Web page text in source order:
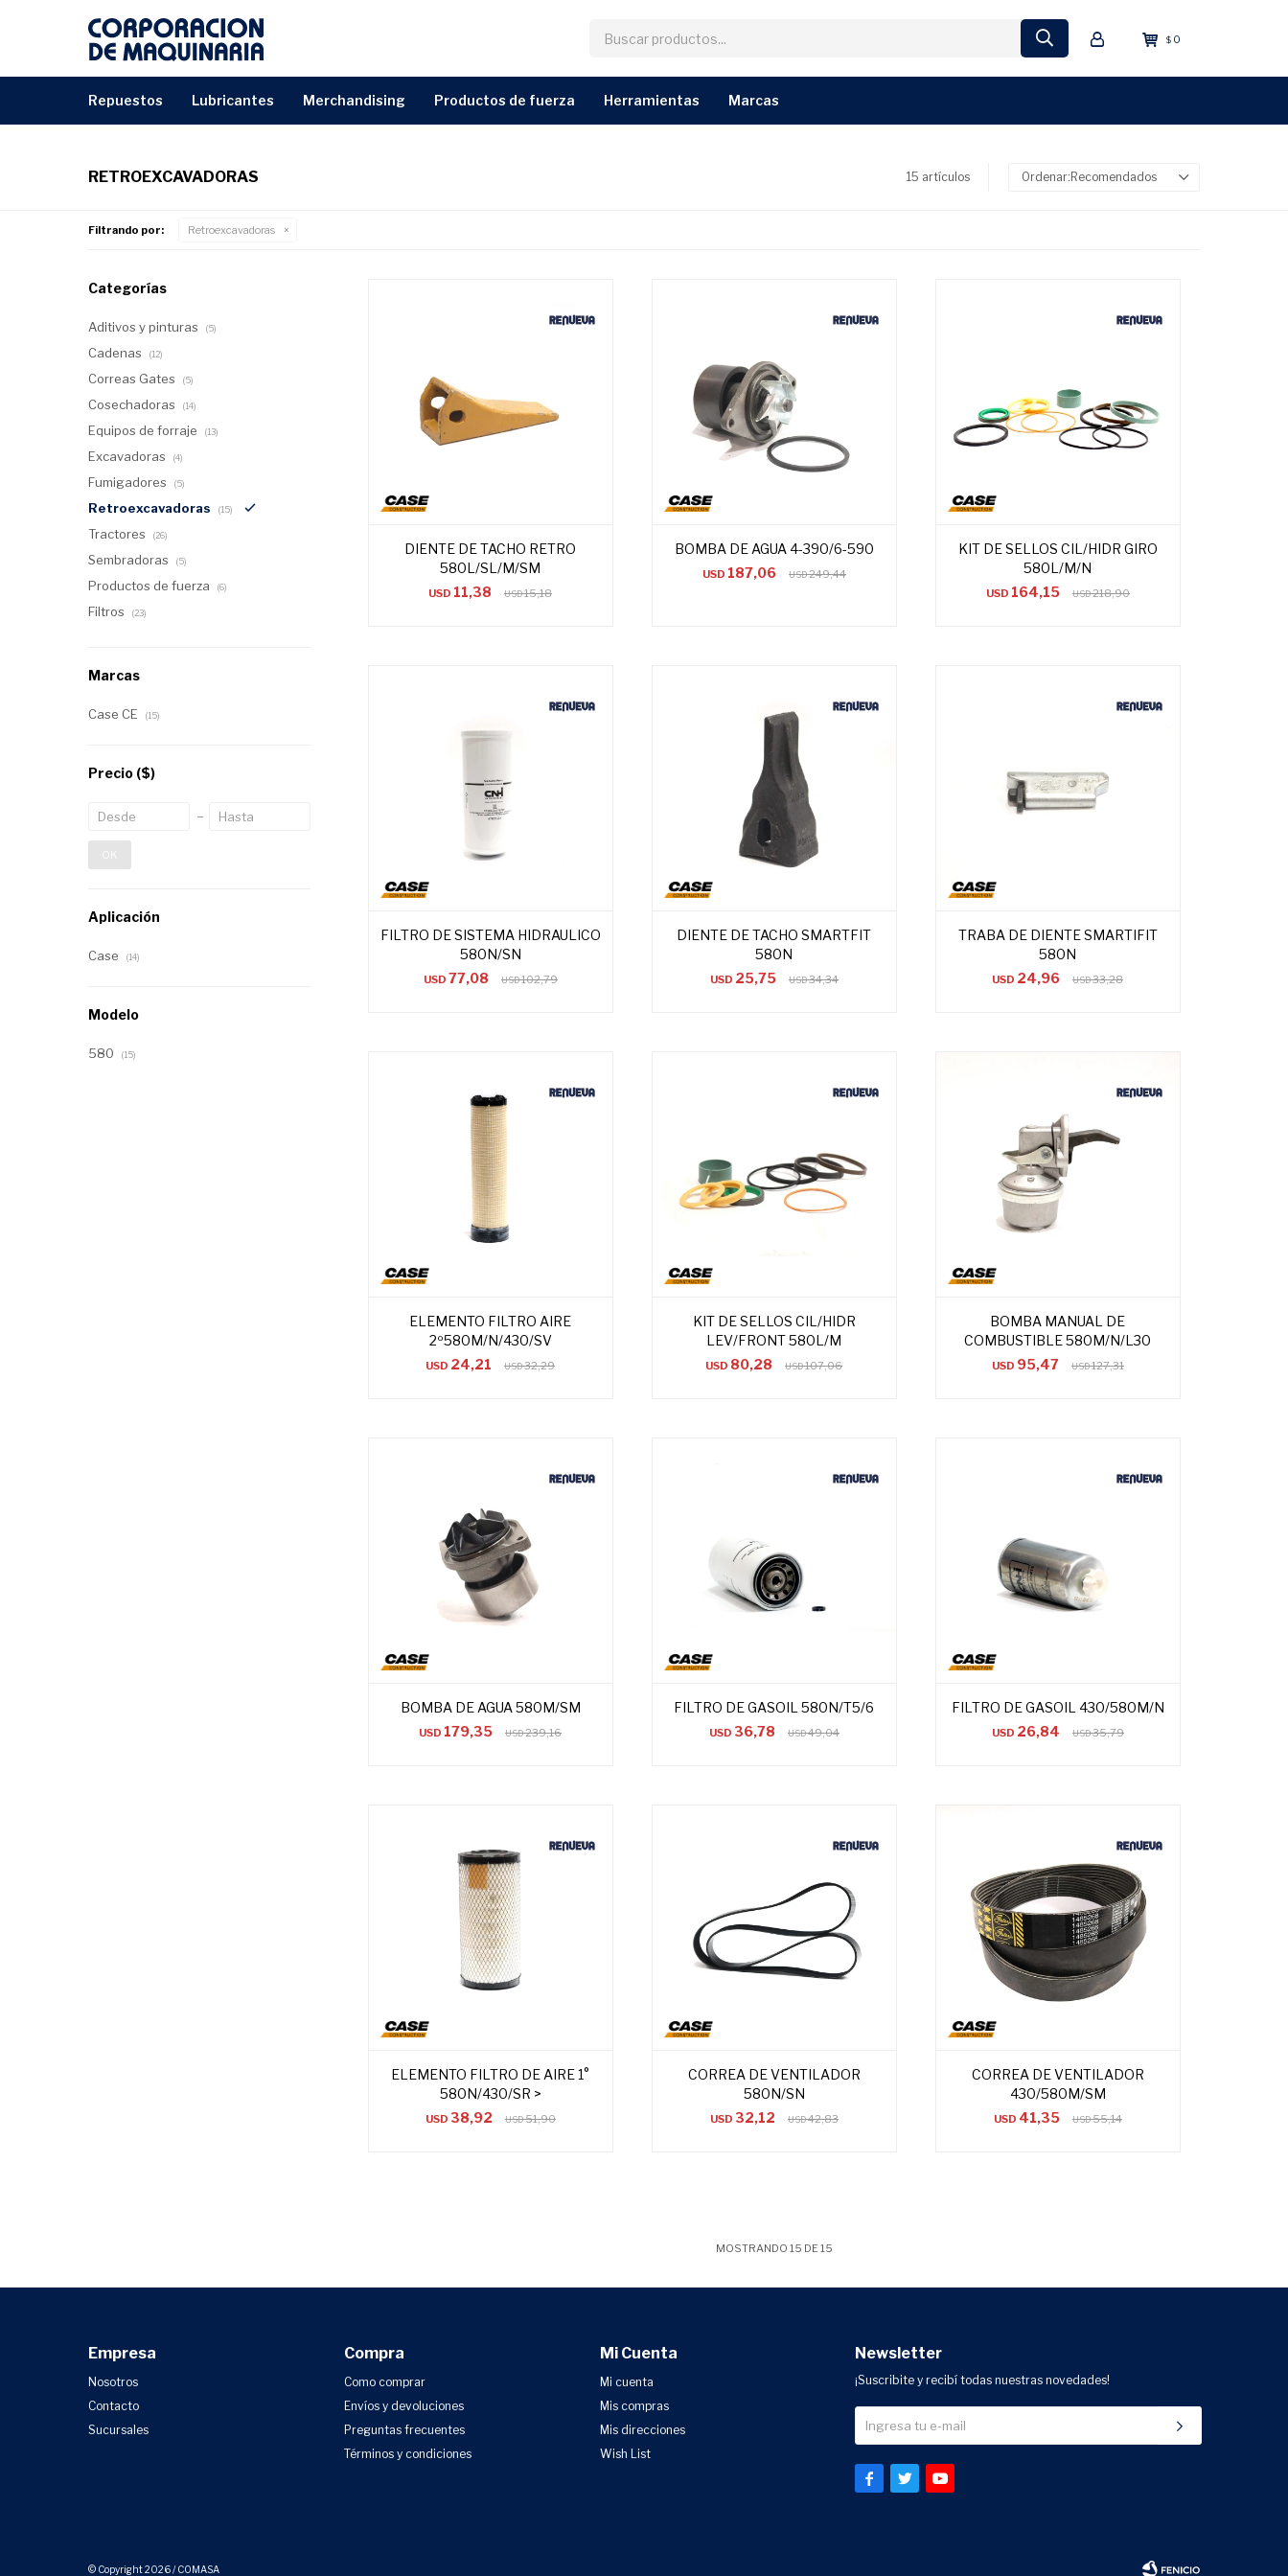
repuestos lubricantes merchandising productos de fuerza herramientas marcas
$ 0
RETROEXCAVADORAS 15 artículos Recomendados
Filtrando por: Retroexcavadoras
DIENTE DE TACHO RETRO
580L/SL/M/SM
USD 11,38 USD15,18
BOMBA DE AGUA 4-390/6-590
USD 187,06 USD249,44
KIT DE SELLOS CIL/HIDR GIRO
580L/M/N
USD 164,15 USD218,90
FILTRO DE SISTEMA HIDRAULICO
580N/SN
USD 77,08 USD102,79
DIENTE DE TACHO SMARTFIT
580N
USD 25,75 USD34,34
TRABA DE DIENTE SMARTIFIT
580N
USD 24,96 USD33,28
ELEMENTO FILTRO AIRE
2º580M/N/430/SV
USD 24,21 USD32,29
KIT DE SELLOS CIL/HIDR
LEV/FRONT 580L/M
USD 80,28 USD107,06
BOMBA MANUAL DE
COMBUSTIBLE 580M/N/L30
USD 95,47 USD127,31
BOMBA DE AGUA 580M/SM
USD 179,35 USD239,16
FILTRO DE GASOIL 580N/T5/6
USD 36,78 USD49,04
FILTRO DE GASOIL 430/580M/N
USD 26,84 USD35,79
ELEMENTO FILTRO DE AIRE 1°
580N/430/SR >
USD 38,92 USD51,90
CORREA DE VENTILADOR
580N/SN
USD 32,12 USD42,83
CORREA DE VENTILADOR
430/580M/SM
USD 41,35 USD55,14
MOSTRANDO 15 DE15
Categorías
Aditivos y pinturas (5)
Cadenas (12)
Correas Gates (5)
Cosechadoras (14)
Equipos de forraje (13)
Excavadoras (4)
Fumigadores (5)
Retroexcavadoras (15)
Tractores (26)
Sembradoras (5)
Productos de fuerza (6)
Filtros (23)
Marcas
Case CE (15)
Precio ($)
OK
Aplicación
Case (14)
Modelo
580 (15)
Empresa
Nosotros
Contacto
Sucursales
Compra
Como comprar
Envíos y devoluciones
Preguntas frecuentes
Términos y condiciones
Mi Cuenta
Mi cuenta
Mis compras
Mis direcciones
Wish List
Newsletter
¡Suscribite y recibí todas nuestras novedades!
  
© Copyright 2026 / COMASA